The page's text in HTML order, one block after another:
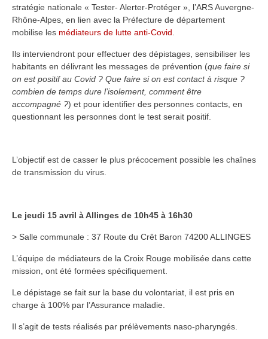
stratégie nationale « Tester- Alerter-Protéger », l’ARS Auvergne-
Rhône-Alpes, en lien avec la Préfecture de département
mobilise les médiateurs de lutte anti-Covid
Ils interviendront pour effectuer des dépistages, sensibiliser les
habitants en délivrant les messages de prévention (que faire si
on est positif au Covid ? Que faire si on est contact à risque ?
combien de temps dure l’isolement, comment être
accompagné ?) et pour identifier des personnes contacts, en
questionnant les personnes dont le test serait positif.
L’objectif est de casser le plus précocement possible les chaînes
de transmission du virus.
Le jeudi 15 avril à Allinges de 10h45 à 16h30
> Salle communale : 37 Route du Crêt Baron 74200 ALLINGES
L’équipe de médiateurs de la Croix Rouge mobilisée dans cette
mission, ont été formées spécifiquement.
Le dépistage se fait sur la base du volontariat, il est pris en
charge à 100% par l’Assurance maladie.
Il s’agit de tests réalisés par prélèvements naso-pharyngés.